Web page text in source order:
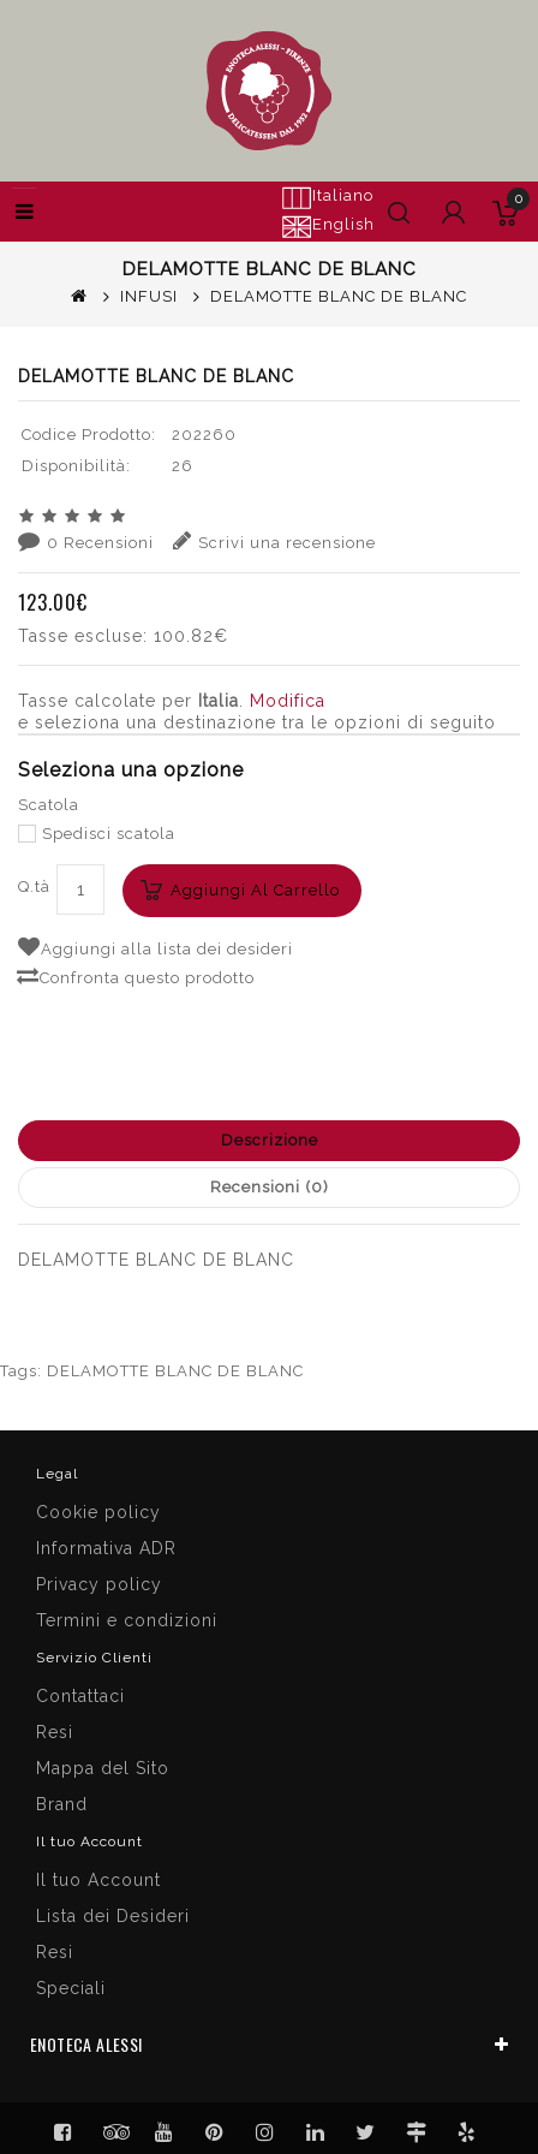
Italiano
English
0
DELAMOTTE BLANC DE BLANC
INFUSI DELAMOTTE BLANC DE BLANC
DELAMOTTE BLANC DE BLANC
Codice Prodotto:
202260
Disponibilità:
26
0 Recensioni Scrivi una recensione
123.00€
Tasse escluse: 100.82€
Tasse calcolate per Italia
Modifica
e seleziona una destinazione tra le opzioni di seguito
Seleziona una opzione
Scatola
Spedisci scatola
Q.tà Aggiungi Al Carrello
Aggiungi alla lista dei desideri
Confronta questo prodotto
Descrizione
Recensioni (0)
DELAMOTTE BLANC DE BLANC
Tags: DELAMOTTE BLANC DE BLANC
Legal
Cookie policy
Informativa ADR
Privacy policy
Termini e condizioni
Servizio Clienti
Contattaci
Resi
Mappa del Sito
Brand
Il tuo Account
Il tuo Account
Lista dei Desideri
Resi
Speciali
ENOTECA ALESSI